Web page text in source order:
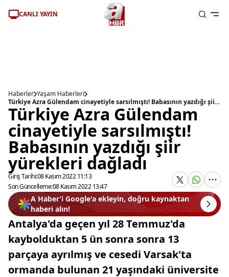
CANLI YAYIN
Haberler Yaşam Haberleri
Türkiye Azra Gülendam cinayetiyle sarsılmıştı! Babasının yazdığı şiir yürekleri dağladı
Türkiye Azra Gülendam
cinayetiyle sarsılmıştı!
Babasının yazdığı şiir
yürekleri dağladı
Giriş Tarihi:08 Kasım 2022 11:13
Son Güncelleme:08 Kasım 2022 13:47
A Haber’i Google'a ekleyin, doğru kaynaktan
haberi alın!
Antalya'da geçen yıl 28 Temmuz'da
kaybolduktan 5 ün sonra sonra 13
parçaya ayrılmış ve cesedi Varsak'ta
ormanda bulunan 21 yaşındaki üniversite